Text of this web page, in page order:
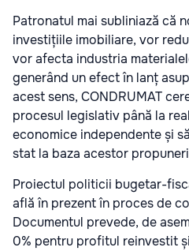
Patronatul mai subliniază că
investițiile imobiliare, vor
vor afecta industria
generând un efect în lanț
acest sens, CONDRUMAT
procesul legislativ până la
economice independente și
stat la baza acestor
Proiectul politicii bugetar-
află în prezent în proces de
Documentul prevede, de
0% pentru profitul reinvestit